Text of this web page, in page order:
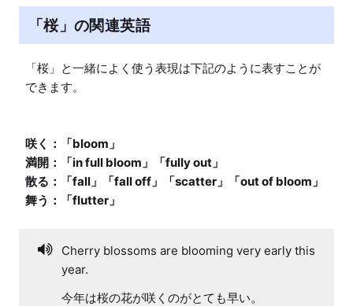
「桜」の関連英語
「桜」と一緒によく使う表現は下記のように表すことが
できます。
咲く：「bloom」
満開：「in full bloom」「fully out」
散る：「fall」「fall off」「scatter」「out of bloom」
Cherry blossoms are blooming very early this
year.
今年は桜の花が咲くのがとても早い。